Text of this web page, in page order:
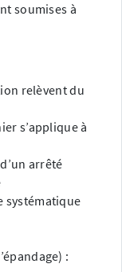
soumises à
relèvent du
s’applique à
arrêté
systématique
: